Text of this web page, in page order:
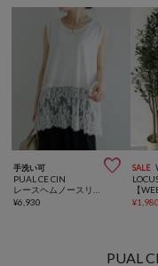
手洗い可 
PUAL CE CIN
¥6,930
SALE
¥1,980
PUAL